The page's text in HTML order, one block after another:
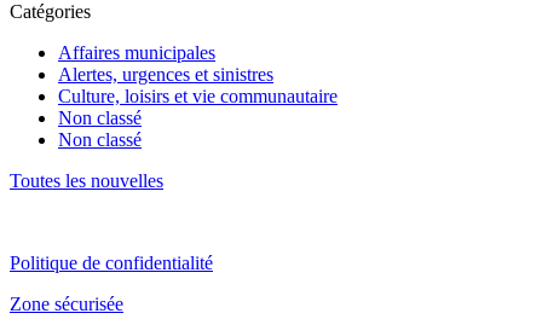
Catégories
Affaires municipales
Alertes, urgences et sinistres
Culture, loisirs et vie communautaire
Non classé
Non classé
Toutes les nouvelles
Politique de confidentialité
Zone sécurisée